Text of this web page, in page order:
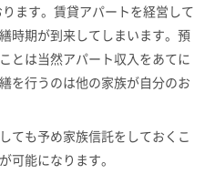
ます。賃貸アパートを経営して
時期が到来してしまいます。預
とは当然アパート収入をあてに
を行うのは他の家族が自分のお
ても予め家族信託をしておくこ
可能になります。